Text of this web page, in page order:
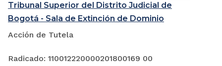
Tribunal Superior del Distrito Judicial de
Bogotá - Sala de Extinción de Dominio
Acción de Tutela
Radicado: 110012220000201800169 00